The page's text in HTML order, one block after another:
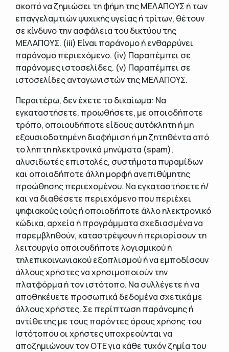
σκοπό να ζημιώσει τη φήμη της ΜΕΛΑΠΟΥΣ ή των
επαγγελαμτιών ψυχικής υγείας ή τρίτων, θέτουν
σε κίνδυνο την ασφάλεια του δικτύου της
ΜΕΛΑΠΟΥΣ. (iii) Είναι παράνομο ή ενθαρρύνει
παράνομο περιεχόμενο. (iv) Παραπέμπει σε
παράνομες ιστοσελίδες. (v) Παραπέμπει σε
ιστοσελίδες ανταγωνιστών της ΜΕΛΑΠΟΥΣ.
Περαιτέρω, δεν έχετε το δικαίωμα: Να
εγκαταστήσετε, προωθήσετε, με οποιοδήποτε
τρόπο, οποιουδήποτε είδους αυτόκλητη ή μη
εξουσιοδοτημένη διαφήμιση ή μη ζητηθέντα από
το λήπτη ηλεκτρονικά μηνύματα (spam),
αλυσιδωτές επιστολές, συστήματα πυραμίδων
και οποιαδήποτε άλλη μορφή ανεπιθύμητης
προώθησης περιεχομένου. Να εγκαταστήσετε ή/
και να διαθέσετε περιεχόμενο που περιέχει
ψηφιακούς ιούς ή οποιοδήποτε άλλο ηλεκτρονικό
κώδικα, αρχεία ή προγράμματα σχεδιασμένα να
παρεμβληθούν, καταστρέψουν ή περιορίσουν τη
λειτουργία οποιουδήποτε λογισμικού ή
τηλεπικοινωνιακού εξοπλισμού ή να εμποδίσουν
άλλους χρήστες να χρησιμοποιούν την
πλατφόρμα ή τον ιστότοπο. Να συλλέγετε ή να
αποθηκέυετε προσωπικά δεδομένα σχετικά με
άλλους χρήστες. Σε περίπτωση παράνομης ή
αντίθετης με τους παρόντες όρους χρήσης του
Ιστότοπου οι χρήστες υποχρεούνται να
αποζημιώνουν τον OTE για κάθε τυχόν ζημία του